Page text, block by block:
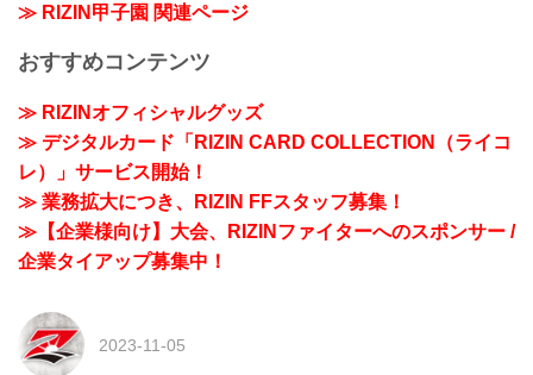
≫ RIZIN甲子園 関連ページ
おすすめコンテンツ
≫ RIZINオフィシャルグッズ
≫ デジタルカード「RIZIN CARD COLLECTION（ライコ
レ）」サービス開始！
≫ 業務拡大につき、RIZIN FFスタッフ募集！
≫【企業様向け】大会、RIZINファイターへのスポンサー /
企業タイアップ募集中！
2023-11-05